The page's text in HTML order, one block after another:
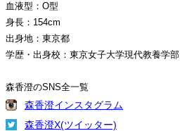
血液型：O型
身長：154cm
出身地：東京都
学歴・出身校：東京女子大学現代教養学部
森香澄のSNS全一覧
森香澄インスタグラム
森香澄X(ツイッター)